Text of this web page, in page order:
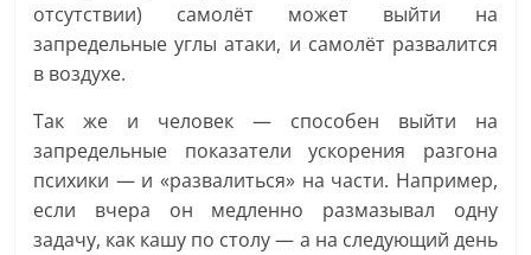
отсутствии) самолёт может выйти на
запредельные углы атаки, и самолёт развалится
в воздухе.
Так же и человек — способен выйти на
запредельные показатели ускорения разгона
психики — и «развалиться» на части. Например,
если вчера он медленно размазывал одну
задачу, как кашу по столу — а на следующий день